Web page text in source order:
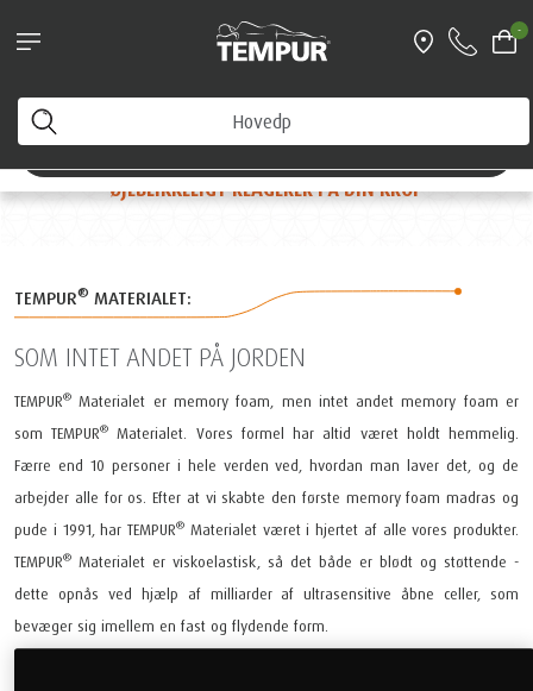
-
Find den rette pude her
Du ser Danmark-siden. Du kan ændre dine
præferencer når som helst
Skift præferencer
DET ØJEBLIK DU LÆGGER DIG NED
ØJEBLIKKELIGT REAGERER PÅ DIN KROP
TEMPUR® MATERIALET:
SOM INTET ANDET PÅ JORDEN
TEMPUR® Materialet er memory foam, men intet andet memory foam er
som TEMPUR® Materialet. Vores formel har altid været holdt hemmelig.
Færre end 10 personer i hele verden ved, hvordan man laver det, og de
arbejder alle for os. Efter at vi skabte den første memory foam madras og
pude i 1991, har TEMPUR® Materialet været i hjertet af alle vores produkter.
TEMPUR® Materialet er viskoelastisk, så det både er blødt og støttende -
dette opnås ved hjælp af milliarder af ultrasensitive åbne celler, som
bevæger sig imellem en fast og flydende form.